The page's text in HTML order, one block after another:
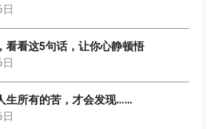
看看这5句话，让你心静顿悟
生所有的苦，才会发现……